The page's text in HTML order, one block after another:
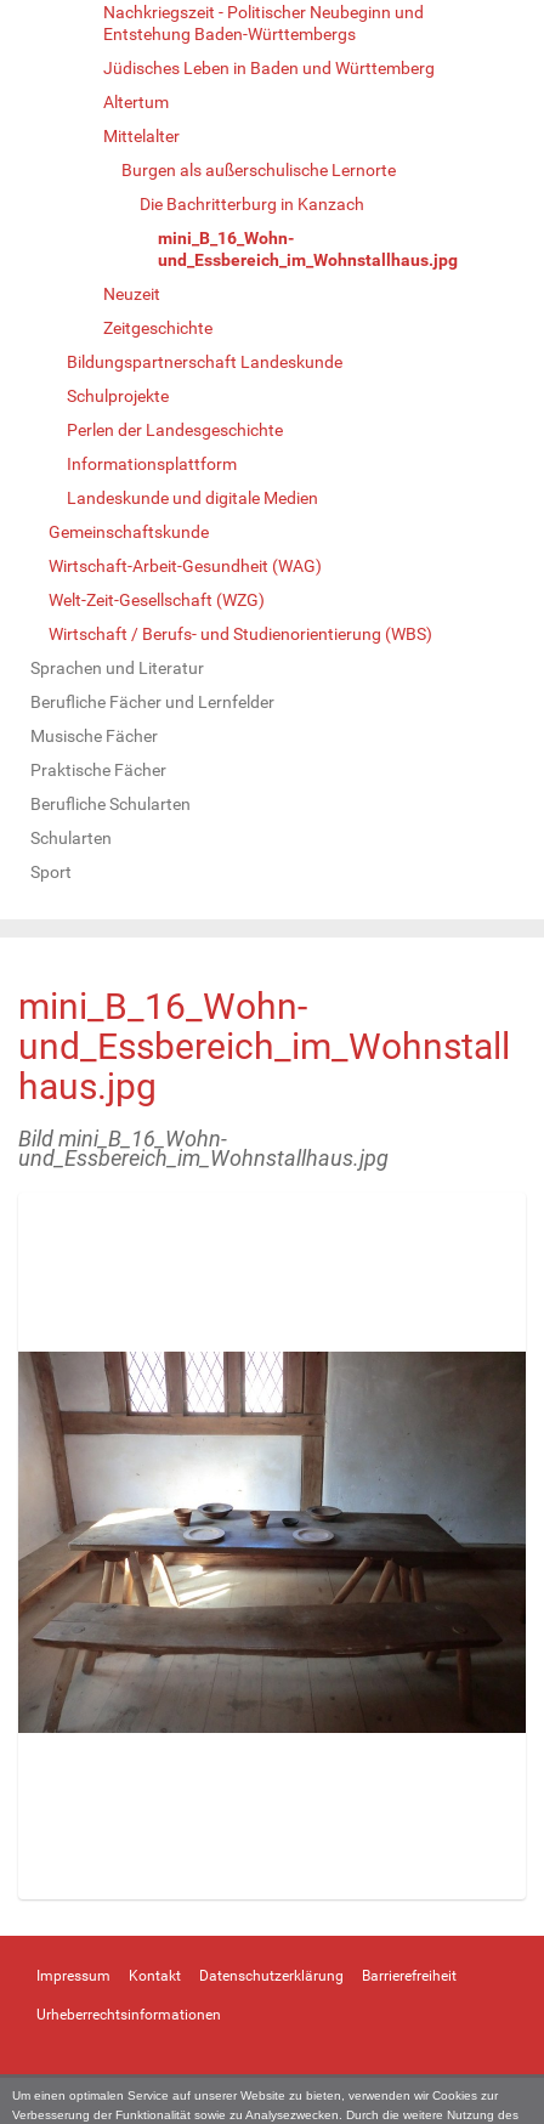
Um einen optimalen Service auf unserer Website zu bieten, verwenden wir Cookies zur
Verbesserung der Funktionalität sowie zu Analysezwecken. Durch die weitere Nutzung des
Nachkriegszeit - Politischer Neubeginn und
Entstehung Baden-Württembergs
Jüdisches Leben in Baden und Württemberg
Altertum
Mittelalter
Burgen als außerschulische Lernorte
Die Bachritterburg in Kanzach
mini_B_16_Wohn-
und_Essbereich_im_Wohnstallhaus.jpg
Neuzeit
Zeitgeschichte
Bildungspartnerschaft Landeskunde
Schulprojekte
Perlen der Landesgeschichte
Informationsplattform
Landeskunde und digitale Medien
Gemeinschaftskunde
Wirtschaft-Arbeit-Gesundheit (WAG)
Welt-Zeit-Gesellschaft (WZG)
Wirtschaft / Berufs- und Studienorientierung (WBS)
Sprachen und Literatur
Berufliche Fächer und Lernfelder
Musische Fächer
Praktische Fächer
Berufliche Schularten
Schularten
Sport
mini_B_16_Wohn-
und_Essbereich_im_Wohnstall
haus.jpg
Bild mini_B_16_Wohn-
und_Essbereich_im_Wohnstallhaus.jpg
e
g
e
d
Impressum Kontakt Datenschutzerklärung Barrierefreiheit
Urheberrechtsinformationen